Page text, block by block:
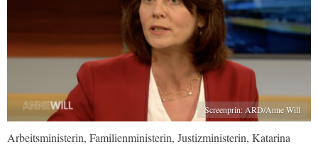
Screenprin: ARD/Anne Will
Arbeitsministerin, Familienministerin, Justizministerin, Katarina